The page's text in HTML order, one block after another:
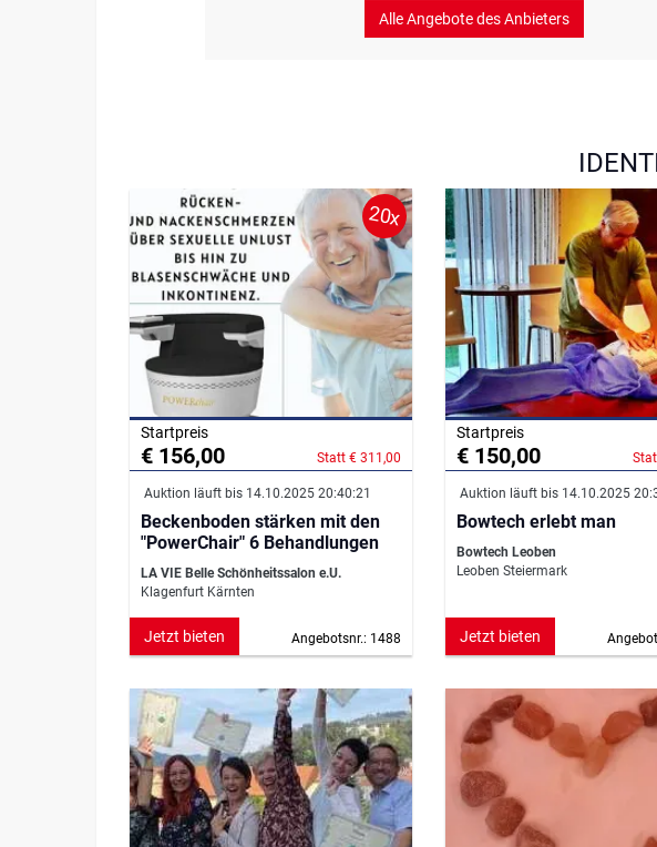
Alle Angebote des Anbieters
20x
Startpreis
€ 156,00 Statt € 311,00
Auktion läuft bis 14.10.2025 20:40:21
Beckenboden stärken mit den
"PowerChair" 6 Behandlungen
LA VIE Belle Schönheitssalon e.U.
Klagenfurt Kärnten
Angebotsnr.: 1488
Jetzt bieten
Startpreis
€ 150,00
Auktion läuft bis 14.10.2025
Bowtech erlebt man
Bowtech Leoben
Leoben Steiermark
Jetzt bieten